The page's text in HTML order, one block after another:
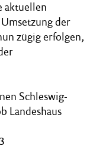
aktuellen
der
zügig erfolgen,
Schleswig-
Landeshaus